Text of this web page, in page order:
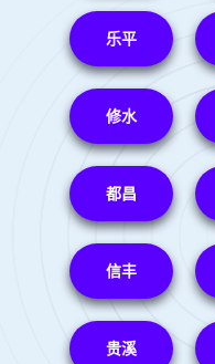
乐平
修水
都昌
信丰
贵溪